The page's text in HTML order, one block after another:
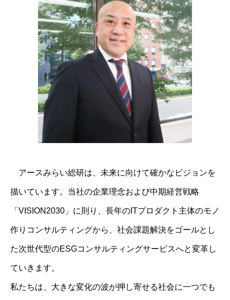
アースみらい総研は、未来に向けて確かなビジョンを
描いています。 当社の企業理念および中期経営戦略
「VISION2030」に則り、長年のITプロダクト主体のモノ
作りコンサルティングから、社会課題解決をゴールとし
た次世代型のESGコンサルティングサービスへと変革し
ていきます。
私たちは、大きな変化の波が押し寄せる社会に一つでも